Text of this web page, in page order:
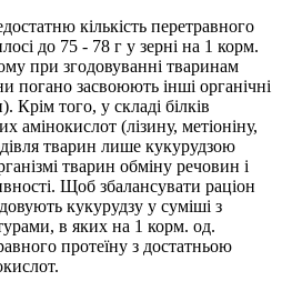
кількість перетравного
до 75 - 78 г у зерні на 1 корм.
при зго­довуванні тваринам
погано засвоюють інші органічні
того, у складі біл­ків
амінокислот (лізину, метіоніну,
тварин лише кукурудзою
тварин обміну речовин і
Щоб збалансувати раціон
кукурудзу у суміші з
в яких на 1 корм. од.
протеїну з достатньою